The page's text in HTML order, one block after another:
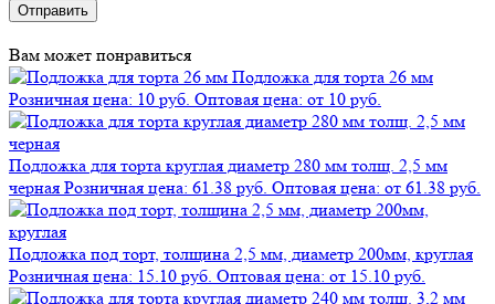
Отправить
Вам может понравиться
Подложка для торта 26 мм
Розничная цена: 10 руб. Оптовая цена: от 10 руб.
Подложка для торта круглая диаметр 280 мм толщ. 2,5 мм
черная Розничная цена: 61.38 руб. Оптовая цена: от 61.38 руб.
Подложка под торт, толщина 2,5 мм, диаметр 200мм, круглая
Розничная цена: 15.10 руб. Оптовая цена: от 15.10 руб.